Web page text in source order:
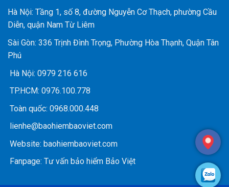
Hà Nội: Tầng 1, số 8, đường Nguyễn Cơ Thạch, phường Cầu
Diễn, quận Nam Từ Liêm
Sài Gòn: 336 Trịnh Đình Trọng, Phường Hòa Thạnh, Quận Tân
Phú
Hà Nội: 0979 216 616
TP.HCM: 0976.100.778
Toàn quốc: 0968.000.448
lienhe@baohiembaoviet.com
Website: baohiembaoviet.com
Fanpage: Tư vấn bảo hiểm Bảo Việt